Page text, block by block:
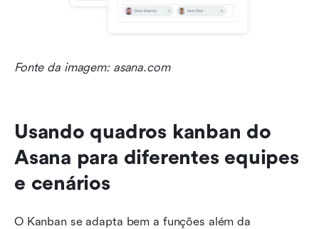
Fonte da imagem: asana.com
Usando quadros kanban do
Asana para diferentes equipes
e cenários
O Kanban se adapta bem a funções além da